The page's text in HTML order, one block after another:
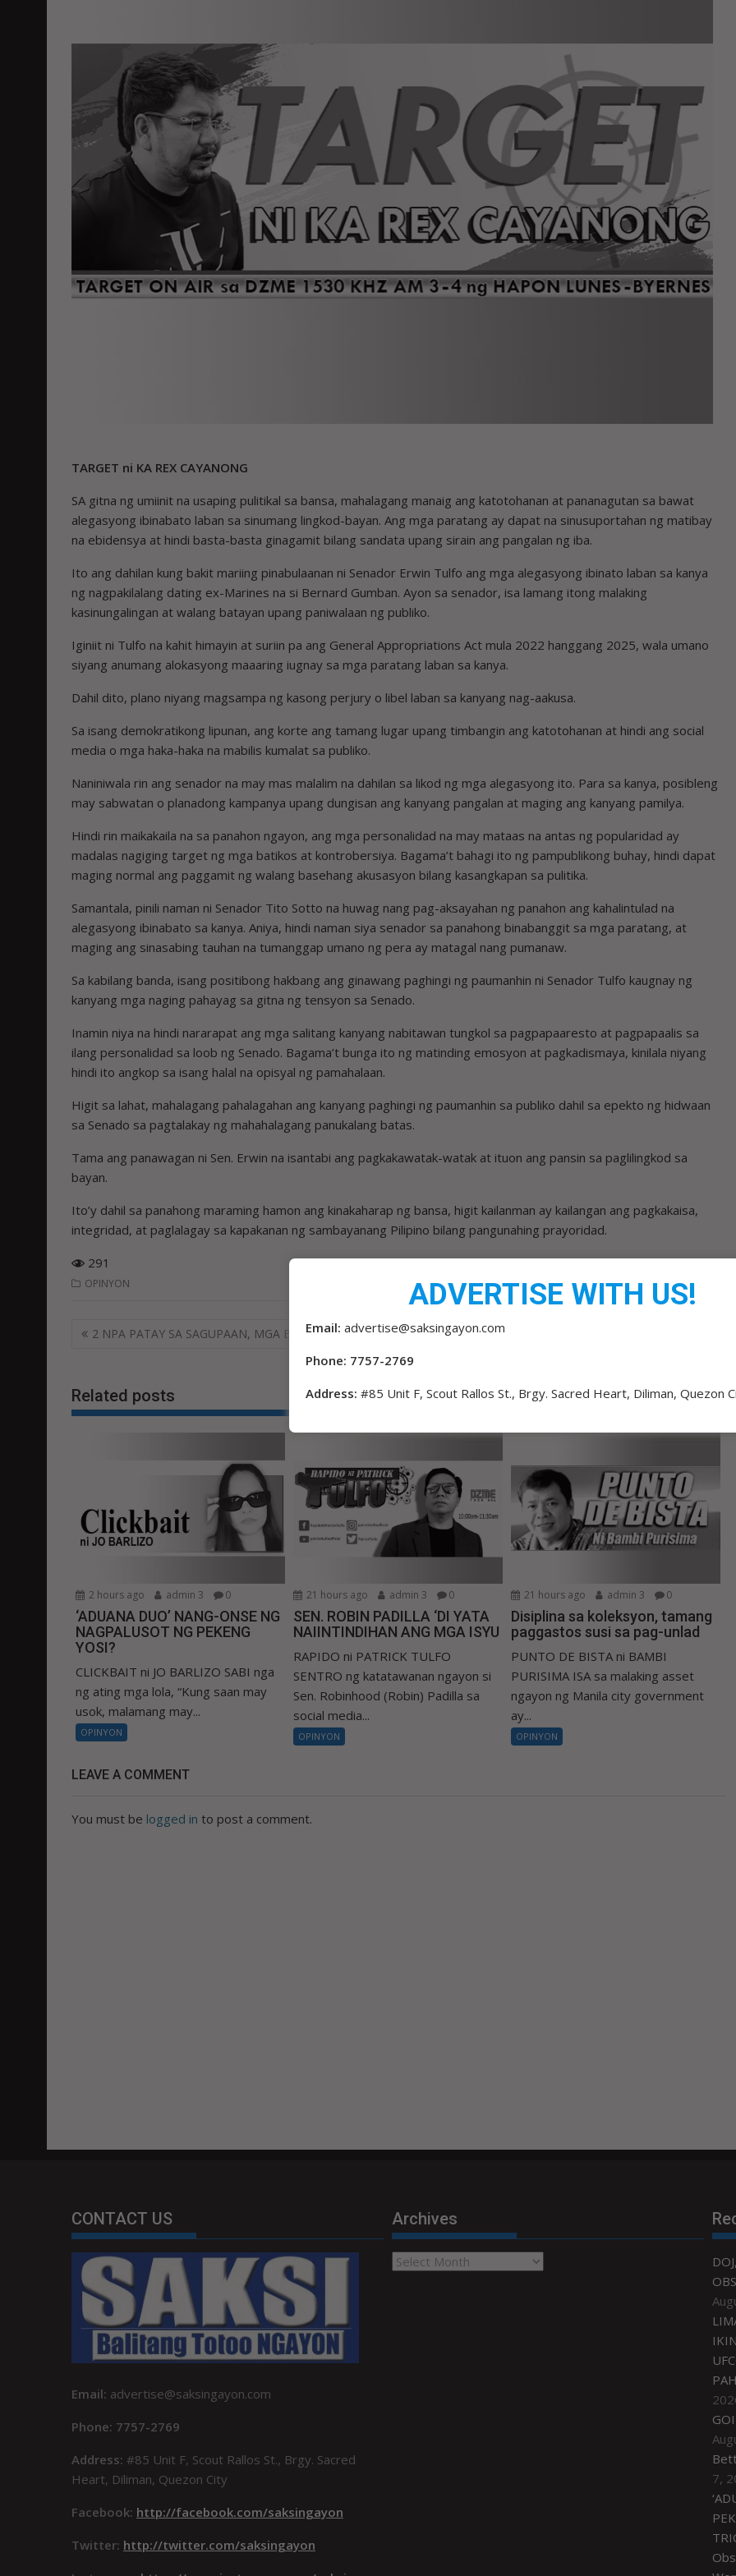
TARGET ni KA REX CAYANONG
SA gitna ng umiinit na usaping pulitikal sa bansa, mahalagang manaig ang katotohanan at pananagutan sa bawat
alegasyong ibinabato laban sa sinumang lingkod-bayan. Ang mga paratang ay dapat na sinusuportahan ng matibay
na ebidensya at hindi basta-basta ginagamit bilang sandata upang sirain ang pangalan ng iba.
Ito ang dahilan kung bakit mariing pinabulaanan ni Senador Erwin Tulfo ang mga alegasyong ibinato laban sa kanya
ng nagpakilalang dating ex-Marines na si Bernard Gumban. Ayon sa senador, isa lamang itong malaking
kasinungalingan at walang batayan upang paniwalaan ng publiko.
Iginiit ni Tulfo na kahit himayin at suriin pa ang General Appropriations Act mula 2022 hanggang 2025, wala umano
siyang anumang alokasyong maaaring iugnay sa mga paratang laban sa kanya.
Dahil dito, plano niyang magsampa ng kasong perjury o libel laban sa kanyang nag-aakusa.
Sa isang demokratikong lipunan, ang korte ang tamang lugar upang timbangin ang katotohanan at hindi ang social
media o mga haka-haka na mabilis kumalat sa publiko.
Naniniwala rin ang senador na may mas malalim na dahilan sa likod ng mga alegasyong ito. Para sa kanya, posibleng
may sabwatan o planadong kampanya upang dungisan ang kanyang pangalan at maging ang kanyang pamilya.
Hindi rin maikakaila na sa panahon ngayon, ang mga personalidad na may mataas na antas ng popularidad ay
madalas nagiging target ng mga batikos at kontrobersiya. Bagama’t bahagi ito ng pampublikong buhay, hindi dapat
maging normal ang paggamit ng walang basehang akusasyon bilang kasangkapan sa pulitika.
Samantala, pinili naman ni Senador Tito Sotto na huwag nang pag-aksayahan ng panahon ang kahalintulad na
alegasyong ibinabato sa kanya. Aniya, hindi naman siya senador sa panahong binabanggit sa mga paratang, at
maging ang sinasabing tauhan na tumanggap umano ng pera ay matagal nang pumanaw.
Sa kabilang banda, isang positibong hakbang ang ginawang paghingi ng paumanhin ni Senador Tulfo kaugnay ng
kanyang mga naging pahayag sa gitna ng tensyon sa Senado.
Inamin niya na hindi nararapat ang mga salitang kanyang nabitawan tungkol sa pagpapaaresto at pagpapaalis sa
ilang personalidad sa loob ng Senado. Bagama’t bunga ito ng matinding emosyon at pagkadismaya, kinilala niyang
hindi ito angkop sa isang halal na opisyal ng pamahalaan.
Higit sa lahat, mahalagang pahalagahan ang kanyang paghingi ng paumanhin sa publiko dahil sa epekto ng hidwaan
sa Senado sa pagtalakay ng mahahalagang panukalang batas.
Tama ang panawagan ni Sen. Erwin na isantabi ang pagkakawatak-watak at ituon ang pansin sa paglilingkod sa
bayan.
Ito’y dahil sa panahong maraming hamon ang kinakaharap ng bansa, higit kailanman ay kailangan ang pagkakaisa,
integridad, at paglalagay sa kapakanan ng sambayanang Pilipino bilang pangunahing prayoridad.
291
OPINYON
Post
2 NPA PATAY SA SAGUPAAN, MGA BARIL NASAMSAM KAGULUHAN SA SENADO DAPAT TAPUSIN NA
Related posts
2 hours ago admin 3 0
‘ADUANA DUO’ NANG-ONSE NG
NAGPALUSOT NG PEKENG
YOSI?
CLICKBAIT ni JO BARLIZO SABI nga
ng ating mga lola, “Kung saan may
usok, malamang may...
OPINYON
21 hours ago admin 3 0
SEN. ROBIN PADILLA ‘DI YATA
NAIINTINDIHAN ANG MGA ISYU
RAPIDO ni PATRICK TULFO
SENTRO ng katatawanan ngayon si
Sen. Robinhood (Robin) Padilla sa
social media...
OPINYON
21 hours ago admin 3 0
Disiplina sa koleksyon, tamang
paggastos susi sa pag-unlad
PUNTO DE BISTA ni BAMBI
PURISIMA ISA sa malaking asset
ngayon ng Manila city government
ay...
OPINYON
LEAVE A COMMENT
You must be logged in to post a comment.
CONTACT US
Email: advertise@saksingayon.com
Phone: 7757-2769
Address: #85 Unit F, Scout Rallos St., Brgy. Sacred
Heart, Diliman, Quezon City
Facebook: http://facebook.com/saksingayon
Twitter: http://twitter.com/saksingayon
Archives
Archives
7,
ADVERTISE WITH US!
Email: advertise@saksingayon.com
Phone: 7757-2769
Address: #85 Unit F, Scout Rallos St., Brgy. Sacred Heart, Diliman, Quezon